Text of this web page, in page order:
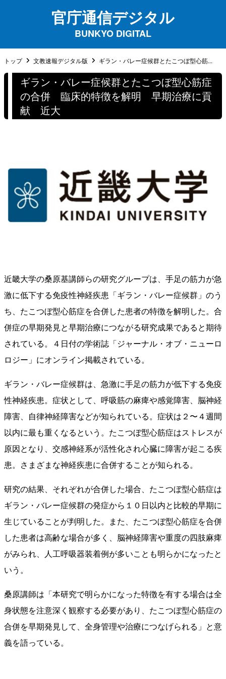
官庁通信デジタル
BUNKYO DIGITAL
トップ 文教速報デジタル版 ギラン・バレー症候群とたこつぼ型心筋...
ギラン・バレー症候群とたこつぼ型心筋症
の合併 臨床的特徴を解明 早期治療に貢
献 近大
近畿⼤学の桑原基講師らの研究グループは、⼿⾜の筋⼒が急
激に低下する免疫性神経疾患「ギラン・バレー症候群」のう
ち、たこつぼ型⼼筋症を合併した患者の特徴を解明した。合
併症の早期発⾒と早期治療につながる研究成果であると期待
されている。４日付の学術誌「ジャーナル・オブ・ニューロ
ロジー」にオンライン掲載されている。
ギラン・バレー症候群は、急激に⼿⾜の筋⼒が低下する免疫
性神経疾患。症状として、呼吸筋の⿇痺や感覚障害、脳神経
障害、⾃律神経障害などが知られている。症状は２〜４週間
以内に最も重くなるという。たこつぼ型⼼筋症はストレスが
原因となり、交感神経系が活性化され⼼臓に障害が起こる疾
患。さまざまな神経疾患に合併することが知られる。
研究の結果、それぞれが合併した場合、たこつぼ型⼼筋症は
ギラン・バレー症候群の発症から１０⽇以内と⽐較的早期に
⽣じていることが判明した。また、たこつぼ型⼼筋症を合併
した患者は⾼齢な場合が多く、脳神経障害や重度の四肢⿇痺
がみられ、⼈⼯呼吸器装着例が多いことも明らかになったと
いう。
桑原講師は「本研究で明らかになった特徴を有する場合は全
⾝状態を注意深く観察する必要があり、たこつぼ型⼼筋症の
合併を早期発⾒して、全⾝管理や治療につなげられる」と意
義を語っている。